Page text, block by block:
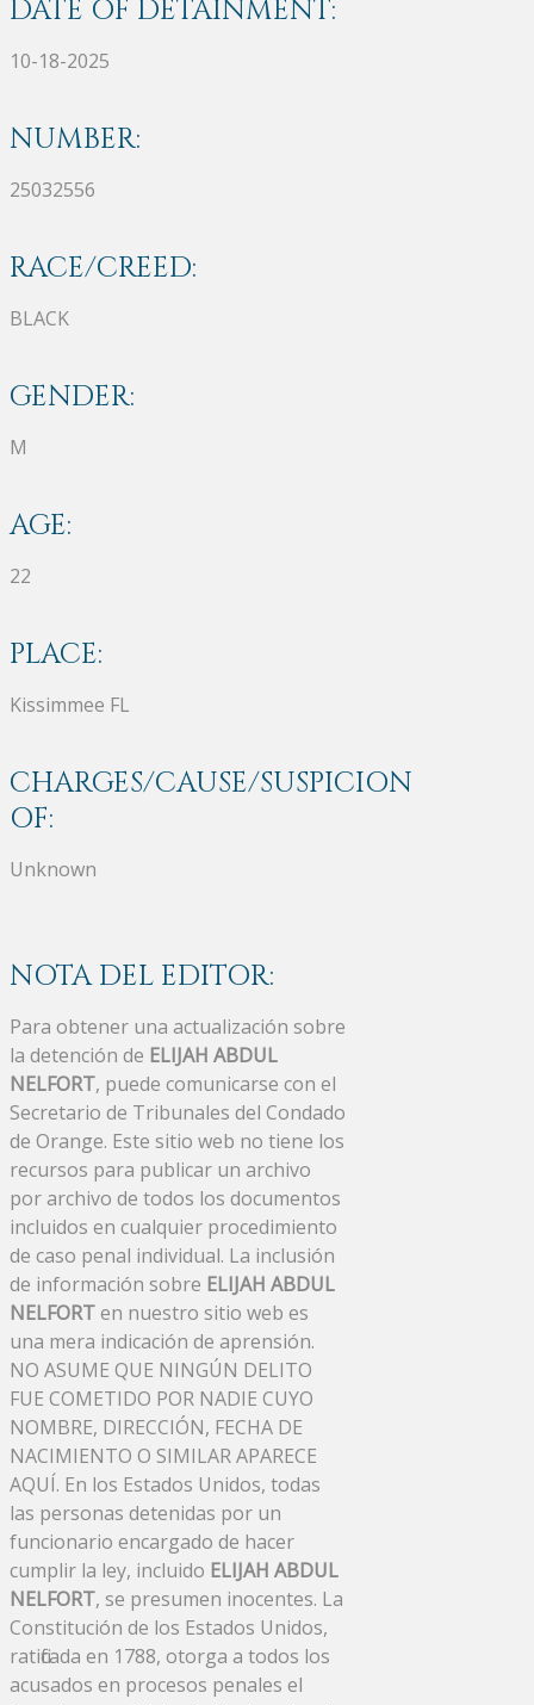
DATE OF DETAINMENT:
10-18-2025
NUMBER:
25032556
RACE/CREED:
BLACK
GENDER:
M
AGE:
22
PLACE:
Kissimmee FL
CHARGES/CAUSE/SUSPICION
OF:
Unknown
NOTA DEL EDITOR:
Para obtener una actualización sobre
la detención de ELIJAH ABDUL
NELFORT, puede comunicarse con el
Secretario de Tribunales del Condado
de Orange. Este sitio web no tiene los
recursos para publicar un archivo
por archivo de todos los documentos
incluidos en cualquier procedimiento
de caso penal individual. La inclusión
de información sobre ELIJAH ABDUL
NELFORTen nuestro sitio web es
una mera indicación de aprensión.
NO ASUME QUE NINGÚN DELITO
FUE COMETIDO POR NADIE CUYO
NOMBRE, DIRECCIÓN, FECHA DE
NACIMIENTO O SIMILAR APARECE
AQUÍ. En los Estados Unidos, todas
las personas detenidas por un
funcionario encargado de hacer
cumplir la ley, incluido ELIJAH ABDUL
NELFORT, se presumen inocentes. La
Constitución de los Estados Unidos,
ratificada en 1788, otorga a todos los
acusados ​​en procesos penales el